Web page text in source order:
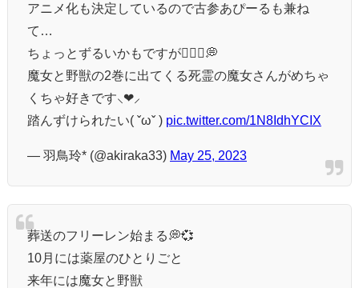
アニメ化も決定しているので古参あぴーるも兼ね
て…
ちょっとずるいかもですが🙇🏻‍♀️💭
魔女と野獣の2巻に出てくる死霊の魔女さんがめちゃ
くちゃ好きです⸜❤︎⸝‍
踏んずけられたい( ˇωˇ ) pic.twitter.com/1N8IdhYCIX
— 羽鳥玲* (@akiraka33) May 25, 2023
葬送のフリーレン始まる💭💞
10月には薬屋のひとりごと
来年には魔女と野獣